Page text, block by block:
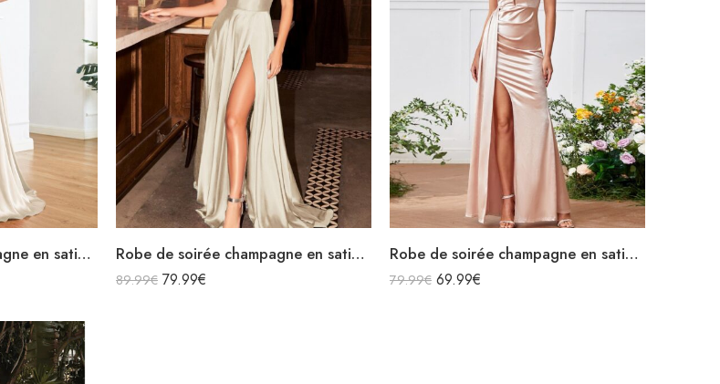
Robe de soirée champagne en satin décolleté carré longue fendue sirène Robe de soirée champagne en satin fluide col bénitier bretelles longue fendue
89.99€ 79.99€
Robe de soirée champagne en satin longue fendue à bretelles
79.99€ 69.99€